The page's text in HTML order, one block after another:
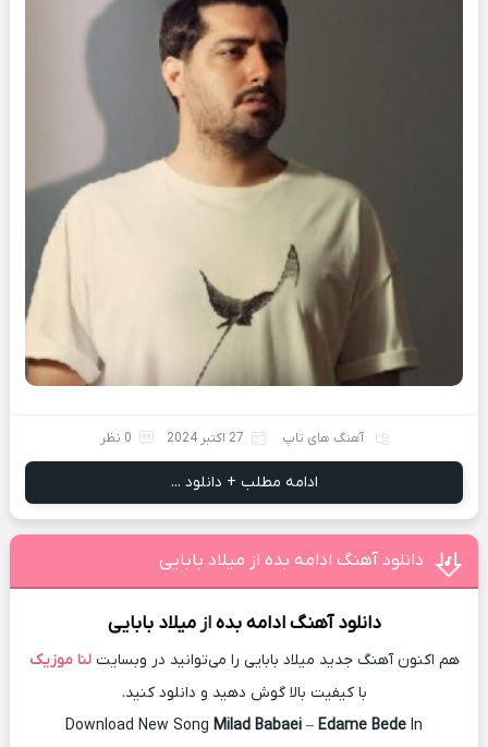
آهنگ های تاپ 27 اکتبر 2024 0 نظر
ادامه مطلب + دانلود ...
دانلود آهنگ ادامه بده از میلاد بابایی
دانلود آهنگ ادامه بدهازمیلاد بابایی
هم اکنون آهنگ جدید میلاد بابایی را می‌توانید در وبسایتلنا موزیک
با کیفیت بالا گوش دهید و دانلود کنید.
Download New Song Milad Babaei – Edame Bede In